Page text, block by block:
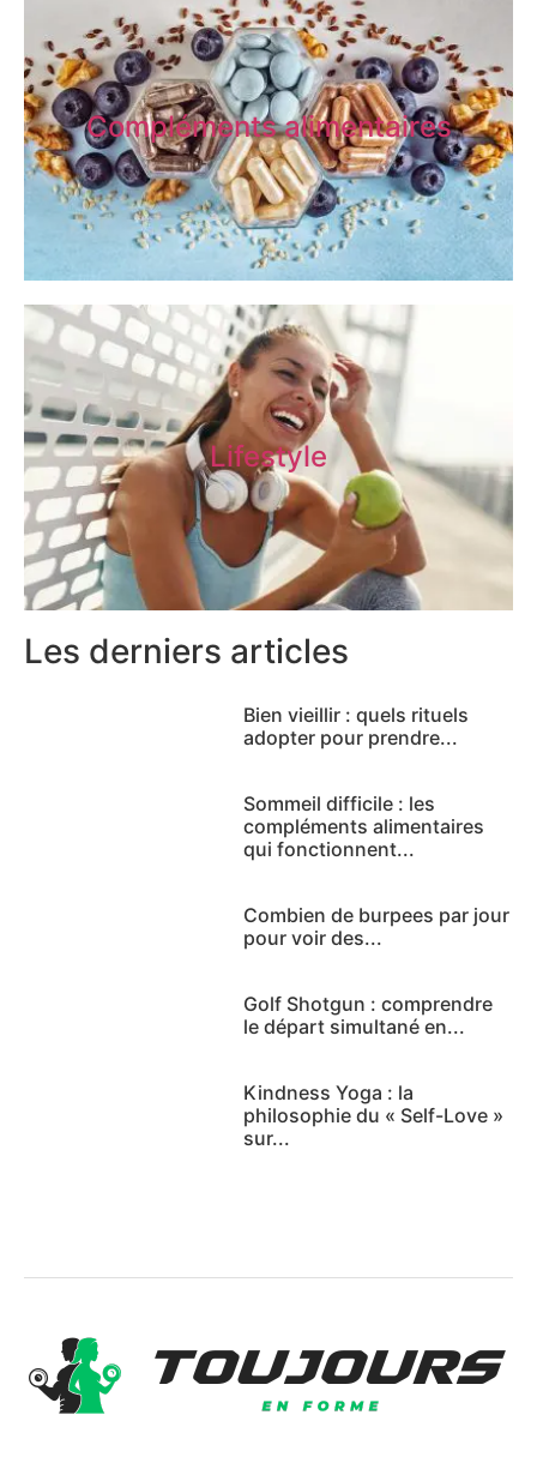
Compléments alimentaires
Lifestyle
Les derniers articles
Bien vieillir : quels rituels
adopter pour prendre...
Sommeil difficile : les
compléments alimentaires
qui fonctionnent...
Combien de burpees par jour
pour voir des...
Golf Shotgun : comprendre
le départ simultané en...
Kindness Yoga : la
philosophie du « Self-Love »
sur...